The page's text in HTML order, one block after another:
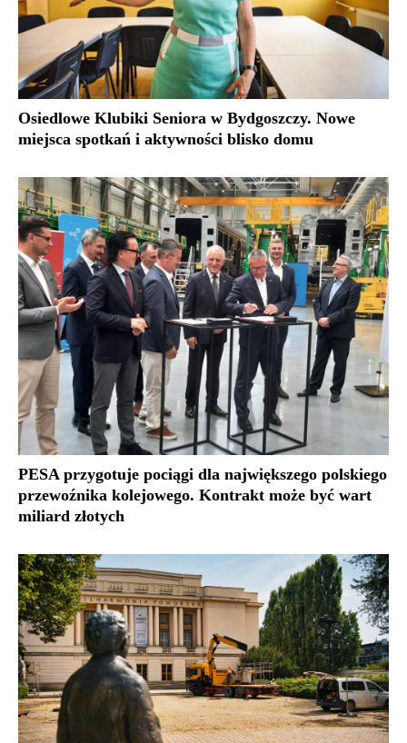
Osiedlowe Klubiki Seniora w Bydgoszczy. Nowe
miejsca spotkań i aktywności blisko domu
PESA przygotuje pociągi dla największego polskiego
przewoźnika kolejowego. Kontrakt może być wart
miliard złotych